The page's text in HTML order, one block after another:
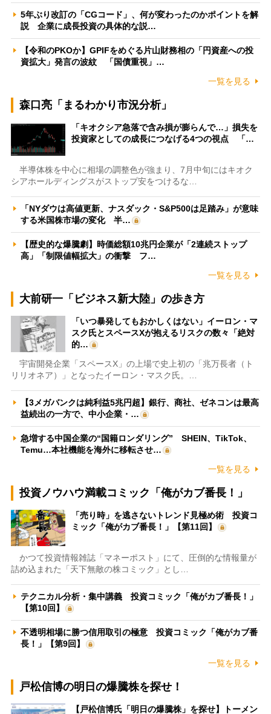
5年ぶり改訂の「CGコード」、何が変わったのかポイントを解
説 企業に成長投資の具体的な説…
【令和のPKOか】GPIFをめぐる片山財務相の「円資産への投
資拡大」発言の波紋 「国債重視」…
一覧を見る
森口亮「まるわかり市況分析」
「キオクシア急落で含み損が膨らんで…」損失を
投資家としての成長につなげる4つの視点 「…
半導体株を中心に相場の調整色が強まり、7月中旬にはキオク
シアホールディングスがストップ安をつけるな…
「NYダウは高値更新、ナスダック・S&P500は足踏み」が意味
する米国株市場の変化 半…
【歴史的な爆騰劇】時価総額10兆円企業が「2連続ストップ
高」「制限値幅拡大」の衝撃 フ…
一覧を見る
大前研一「ビジネス新大陸」の歩き方
「いつ暴発してもおかしくはない」イーロン・マ
スク氏とスペースXが抱えるリスクの数々「絶対
的…
宇宙開発企業「スペースX」の上場で史上初の「兆万長者（ト
リリオネア）」となったイーロン・マスク氏。…
【3メガバンクは純利益5兆円超】銀行、商社、ゼネコンは最高
益続出の一方で、中小企業・…
急増する中国企業の“国籍ロンダリング” SHEIN、TikTok、
Temu…本社機能を海外に移転させ…
一覧を見る
投資ノウハウ満載コミック「俺がカブ番長！」
「売り時」を逃さないトレンド見極め術 投資コ
ミック「俺がカブ番長！」【第11回】
かつて投資情報雑誌「マネーポスト」にて、圧倒的な情報量が
詰め込まれた「天下無敵の株コミック」とし…
テクニカル分析・集中講義 投資コミック「俺がカブ番長！」
【第10回】
不透明相場に勝つ信用取引の極意 投資コミック「俺がカブ番
長！」【第9回】
一覧を見る
戸松信博の明日の爆騰株を探せ！
【戸松信博氏「明日の爆騰株」を探せ】トーメン